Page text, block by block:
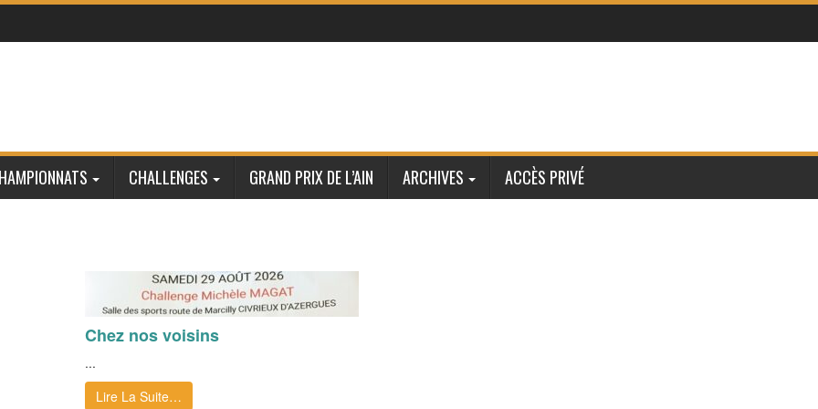
CHALLENGES GRAND PRIX DE L’AIN ARCHIVES ACCÈS PRIVÉ
Chez nos voisins
...
Lire La Suite…